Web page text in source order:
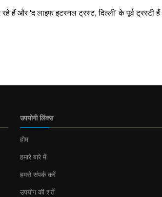
हैं और 'द लाइफ इटरनल ट्रस्ट, दिल्ली' के पूर्व ट्रस्टी
उपयोगी लिंक्स
होम
हमारे बारे में
हमसे संपर्क करें
उपयोग की शर्तें